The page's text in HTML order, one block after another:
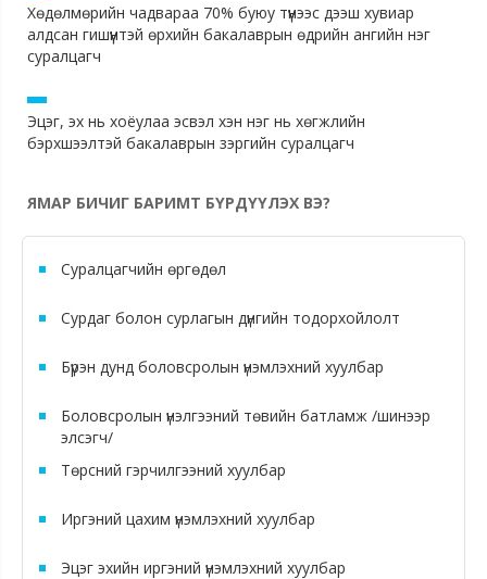
Хөдөлмөрийн чадвараа 70% буюу түүнээс дээш хувиар
алдсан гишүүнтэй өрхийн бакалаврын өдрийн ангийн нэг
суралцагч
Эцэг, эх нь хоёулаа эсвэл хэн нэг нь хөгжлийн
бэрхшээлтэй бакалаврын зэргийн суралцагч
ЯМАР БИЧИГ БАРИМТ БҮРДҮҮЛЭХ ВЭ?
Суралцагчийн өргөдөл
Сурдаг болон сурлагын дүнгийн тодорхойлолт
Бүрэн дунд боловсролын үнэмлэхний хуулбар
Боловсролын үнэлгээний төвийн батламж /шинээр
элсэгч/
Төрсний гэрчилгээний хуулбар
Иргэний цахим үнэмлэхний хуулбар
Эцэг эхийн иргэний үнэмлэхний хуулбар